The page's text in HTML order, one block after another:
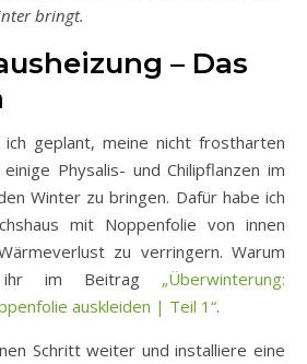
bringt.
– Das
geplant, meine nicht frostharten
Physalis- und Chilipflanzen im
Winter zu bringen. Dafür habe ich
mit Noppenfolie von innen
zu verringern. Warum
im Beitrag „Überwinterung:
auskleiden | Teil 1“.
Schritt weiter und installiere eine